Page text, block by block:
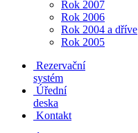
Rok 2007
Rok 2006
Rok 2004 a dříve
Rok 2005
Rezervační
systém
Úřední
deska
Kontakt